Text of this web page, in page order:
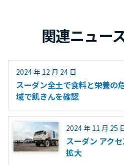
関連ニュー
2024 年 12 月 24 日
スーダン全土で食料と栄養
域で飢きんを確認
2024 年 11 月 25
スーダン アク
拡大